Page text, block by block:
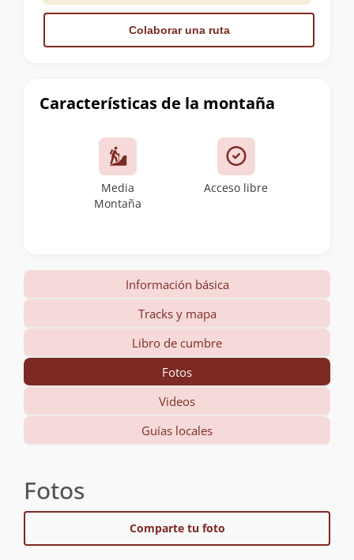
Características de la montaña
Media
Montaña
Acceso libre
Colaborar una ruta
Información básica
Tracks y mapa
Libro de cumbre
Fotos
Videos
Guías locales
Fotos
Comparte tu foto